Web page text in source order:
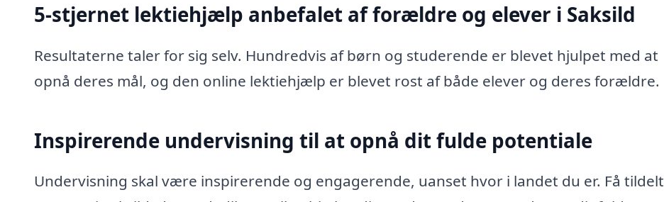
5-stjernet lektiehjælp anbefalet af forældre og elever i Saksild
Resultaterne taler for sig selv. Hundredvis af børn og studerende er blevet hjulpet med at
opnå deres mål, og den online lektiehjælp er blevet rost af både elever og deres forældre.
Inspirerende undervisning til at opnå dit fulde potentiale
Undervisning skal være inspirerende og engagerende, uanset hvor i landet du er. Få tildelt